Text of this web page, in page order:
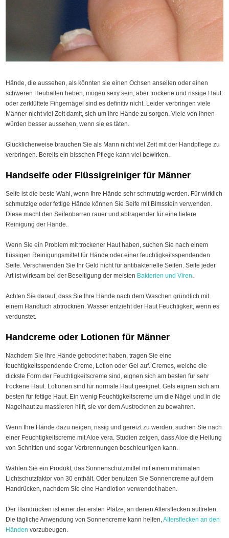
Hände, die aussehen, als könnten sie einen Ochsen anseilen oder einen
schweren Heuballen heben, mögen sexy sein, aber trockene und rissige Haut
oder zerklüftete Fingernägel sind es definitiv nicht. Leider verbringen viele
Männer nicht viel Zeit damit, sich um ihre Hände zu sorgen. Viele von ihnen
würden besser aussehen, wenn sie es täten.
Glücklicherweise brauchen Sie als Mann nicht viel Zeit mit der Handpflege zu
verbringen. Bereits ein bisschen Pflege kann viel bewirken.
Handseife oder Flüssigreiniger für Männer
Seife ist die beste Wahl, wenn Ihre Hände sehr schmutzig werden. Für wirklich
schmutzige oder fettige Hände können Sie Seife mit Bimsstein verwenden.
Diese macht den Seifenbarren rauer und abtragender für eine tiefere
Reinigung der Hände.
Wenn Sie ein Problem mit trockener Haut haben, suchen Sie nach einem
flüssigen Reinigungsmittel für Hände oder einer feuchtigkeitsspendenden
Seife. Verschwenden Sie Ihr Geld nicht für antibakterielle Seifen. Seife jeder
Art ist wirksam bei der Beseitigung der meisten Bakterien und Viren.
Achten Sie darauf, dass Sie Ihre Hände nach dem Waschen gründlich mit
einem Handtuch abtrocknen. Wasser entzieht der Haut Feuchtigkeit, wenn es
verdunstet.
Handcreme oder Lotionen für Männer
Nachdem Sie Ihre Hände getrocknet haben, tragen Sie eine
feuchtigkeitsspendende Creme, Lotion oder Gel auf. Cremes, welche die
dickste Form der Feuchtigkeitscreme sind, eignen sich am besten für sehr
trockene Haut. Lotionen sind für normale Haut geeignet. Gels eignen sich am
besten für fettige Haut. Ein wenig Feuchtigkeitscreme um die Nägel und in die
Nagelhaut zu massieren hilft, sie vor dem Austrocknen zu bewahren.
Wenn Ihre Hände dazu neigen, rissig und gereizt zu werden, suchen Sie nach
einer Feuchtigkeitscreme mit Aloe vera. Studien zeigen, dass Aloe die Heilung
von Schnitten und sogar Verbrennungen beschleunigen kann.
Wählen Sie ein Produkt, das Sonnenschutzmittel mit einem minimalen
Lichtschutzfaktor von 30 enthält. Oder benutzen Sie Sonnencreme auf dem
Handrücken, nachdem Sie eine Handlotion verwendet haben.
Der Handrücken ist einer der ersten Plätze, an denen Altersflecken auftreten.
Die tägliche Anwendung von Sonnencreme kann helfen,Altersflecken an den
Händen vorzubeugen.